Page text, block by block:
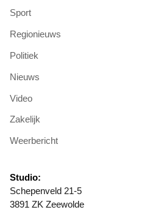
Sport
Regionieuws
Politiek
Nieuws
Video
Zakelijk
Weerbericht
Studio:
Schepenveld 21-5
3891 ZK Zeewolde